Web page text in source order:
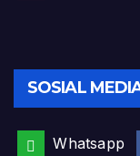
SOSIAL
Whatsapp